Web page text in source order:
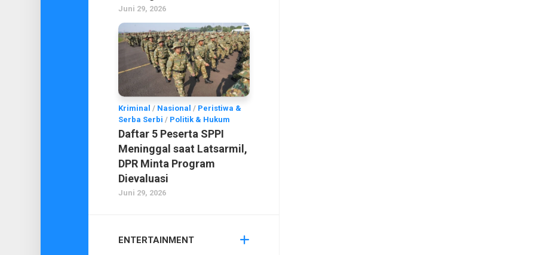
Juni 29, 2026
Kriminal / Nasional / Peristiwa &
Serba Serbi / Politik & Hukum
Daftar 5 Peserta SPPI
Meninggal saat Latsarmil,
DPR Minta Program
Dievaluasi
Juni 29, 2026
ENTERTAINMENT